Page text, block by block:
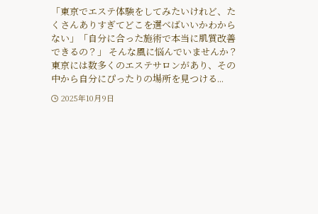
「東京でエステ体験をしてみたいけれど、た
くさんありすぎてどこを選べばいいかわから
ない」「自分に合った施術で本当に肌質改善
できるの？」 そんな風に悩んでいませんか？
東京には数多くのエステサロンがあり、その
中から自分にぴったりの場所を見つける...
2025年10月9日